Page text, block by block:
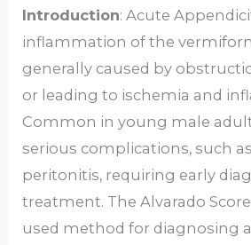
Introduction: Acute
inflammation of the
generally caused by
or leading to ischemia and
Common in young male
serious complications, such
peritonitis, requiring early
treatment. The Alvarado Score
used method for diagnosing